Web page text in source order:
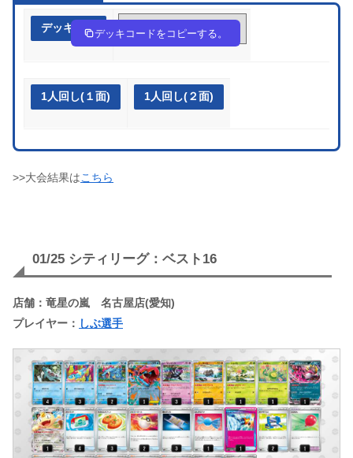
デッキ作成 ypRyXy-ejU8bX-pEypy2
デッキコードをコピーする。
1人回し(１面) 1人回し(２面)
>>大会結果はこちら
01/25 シティリーグ：ベスト16
店舗：竜星の嵐 名古屋店(愛知)
プレイヤー： しぶ選手